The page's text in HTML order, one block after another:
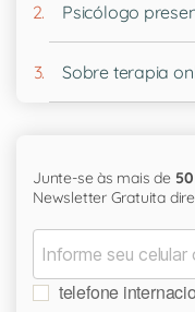
Psicólogo
Sobre terapia
Junte-se às mais de
Newsletter Gratuita
telefone